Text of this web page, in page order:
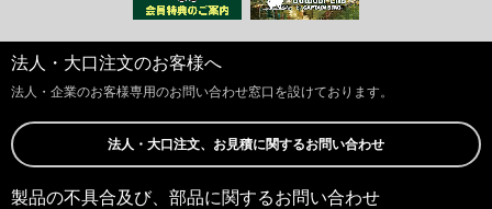
法人・大口注文のお客様へ
法人・企業のお客様専用のお問い合わせ窓口を設けております。
法人・大口注文、お見積に関するお問い合わせ
製品の不具合及び、部品に関するお問い合わせ